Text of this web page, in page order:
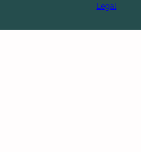
Legal